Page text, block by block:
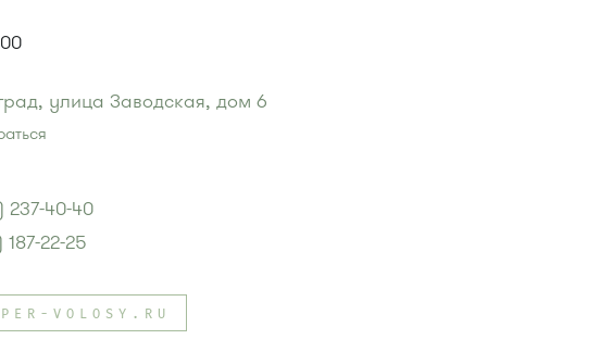
улица Заводская, дом 6
20.
№ 460м
"Привокзальная площадь"
460м, 707м, Ашан-1, Ашан-2
237-40-40
22-25
VOLOSY.RU